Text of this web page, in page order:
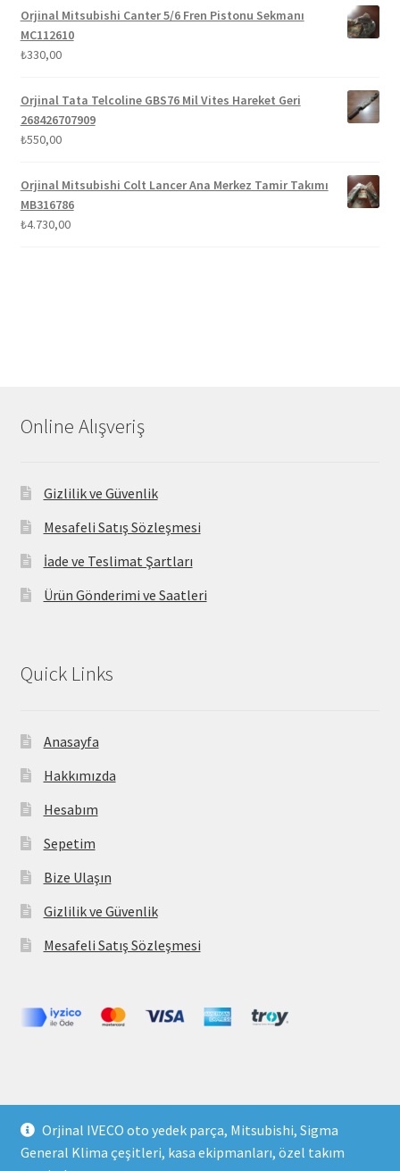
Orjinal IVECO oto yedek parça, Mitsubishi, Sigma
General Klima çeşitleri, kasa ekipmanları, özel takım
₺1.300,00. fiyat:
Orjinal Mitsubishi Canter 5/6 Fren Pistonu Sekmanı
MC112610
₺330,00
Orjinal Tata Telcoline GBS76 Mil Vites Hareket Geri
268426707909
₺550,00
Orjinal Mitsubishi Colt Lancer Ana Merkez Tamir Takımı
MB316786
₺4.730,00
Online Alışveriş
Gizlilik ve Güvenlik
Mesafeli Satış Sözleşmesi
İade ve Teslimat Şartları
Ürün Gönderimi ve Saatleri
Quick Links
Anasayfa
Hakkımızda
Hesabım
Sepetim
Bize Ulaşın
Gizlilik ve Güvenlik
Mesafeli Satış Sözleşmesi
Copyright 2021 © parcavs.com Tüm hakları saklıdır. Kredi
kartı bilgileriniz 256bit SSL sertifikası ile korunmaktadır.